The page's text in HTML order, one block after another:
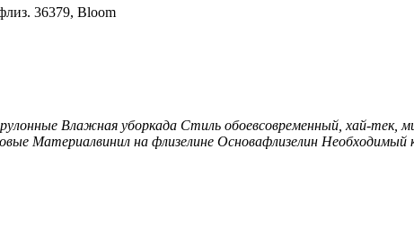
36379, Bloom
рулонные Влажная уборкада Стиль обоевсовременный, хай-тек,
Материалвинил на флизелине Основафлизелин Необходимый